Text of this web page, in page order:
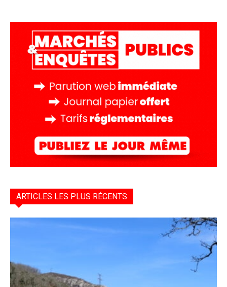
ARTICLES LES PLUS RÉCENTS